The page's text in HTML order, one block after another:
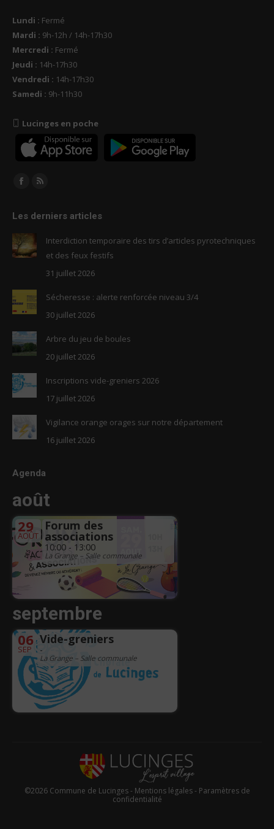
Lundi : Fermé
Mardi : 9h-12h / 14h-17h30
Mercredi : Fermé
Jeudi : 14h-17h30
Vendredi : 14h-17h30
Samedi : 9h-11h30
Lucinges en poche
Trouvez nous sur :
Facebook
opens
in
new
RSS
opens
new
window
Les derniers articles
Interdiction temporaire des tirs d’articles pyrotechniques
et des feux festifs
31 juillet 2026
Sécheresse : alerte renforcée niveau 3/4
30 juillet 2026
Arbre du jeu de boules
20 juillet 2026
Inscriptions vide-greniers 2026
17 juillet 2026
Vigilance orange orages sur notre département
16 juillet 2026
Agenda
août
29
AOÛT
Forum des
associations
10:00 - 13:00
La Grange – Salle communale
septembre
06
SEP
Vide-greniers
-
La Grange – Salle communale
©2026 Commune de Lucinges - Mentions légales- Paramètres de
confidentialité